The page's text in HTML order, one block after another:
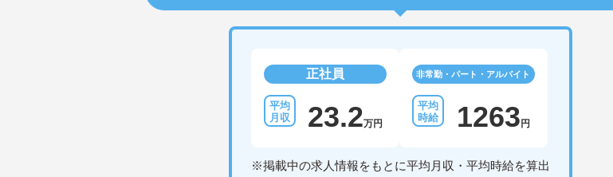
正社員
23.2万円
非常勤・パート・アルバイト
1263円
※掲載中の求人情報をもとに平均月収・平均時給を算出